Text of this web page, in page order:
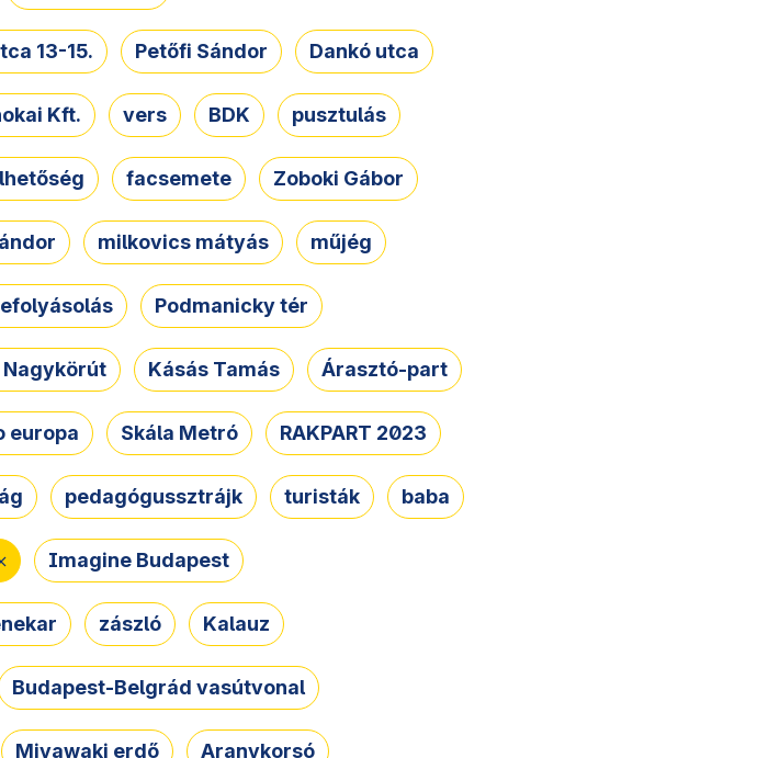
13-15. Petőfi Sándor Dankó utca
Kft. vers BDK pusztulás
facsemete Zoboki Gábor
milkovics mátyás műjég
Podmanicky tér
Nagykörút Kásás Tamás Árasztó-part
europa Skála Metró RAKPART 2023
pedagógussztrájk turisták baba
Imagine Budapest
zászló Kalauz
Budapest-Belgrád vasútvonal
Miyawaki erdő Aranykorsó